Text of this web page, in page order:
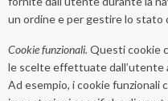
un ordine e per gestire lo stato
Cookie funzionali. Questi cookie
le scelte effettuate dall’utente
Ad esempio, i cookie funzionali